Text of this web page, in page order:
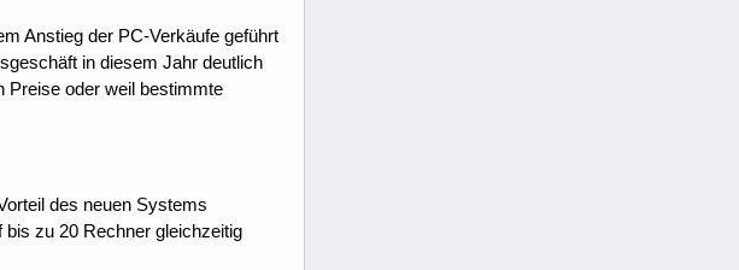
Anstieg der PC-Verkäufe geführt
in diesem Jahr deutlich
Preise oder weil bestimmte
des neuen Systems
zu 20 Rechner gleichzeitig